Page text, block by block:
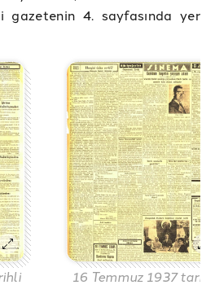
gazetenin 4. sayfasında yer
16 Temmuz 1937